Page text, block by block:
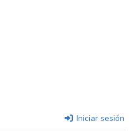
Iniciar sesión